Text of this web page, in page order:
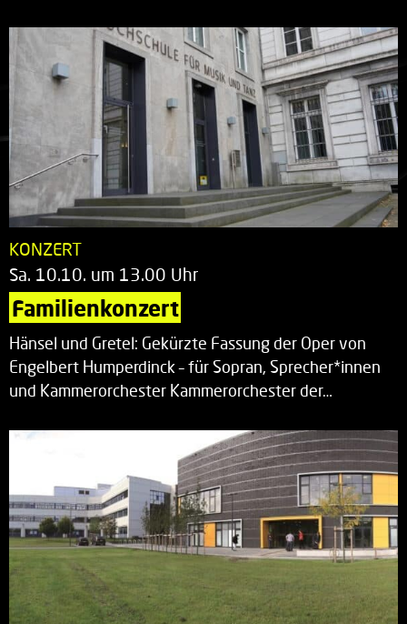
KONZERT
Sa. 10.10. um 13.00 Uhr
Familienkonzert
Hänsel und Gretel: Gekürzte Fassung der Oper von
Engelbert Humperdinck – für Sopran, Sprecher*innen
und Kammerorchester Kammerorchester der…